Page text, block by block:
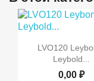
Быстрый
LVO120
Leybold...
0,00 ₽